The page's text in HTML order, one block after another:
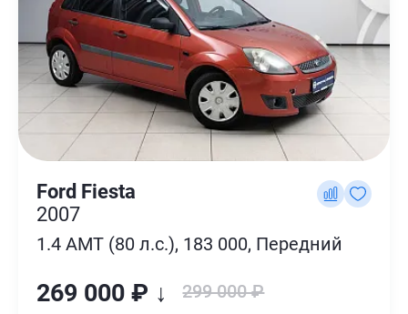
Ford Fiesta
2007
1.4 AMT (80 л.с.), 183 000, Передний
269 000 ₽ ↓ 299 000 ₽